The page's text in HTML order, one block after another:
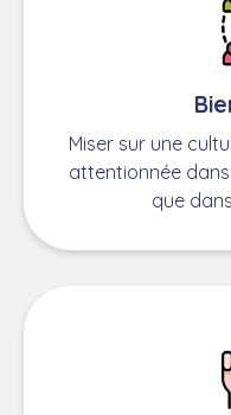
Miser sur une
attentionnée
que